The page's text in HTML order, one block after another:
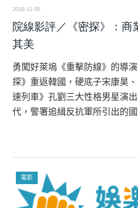
2016-11-05
院線影評／《密探》：商
其美
勇闖好萊塢《重擊防線》的導
探》重返韓國，硬底子宋康昊
速列車》孔劉三大性格男星演
代，警署追緝反抗軍所引出的
電影